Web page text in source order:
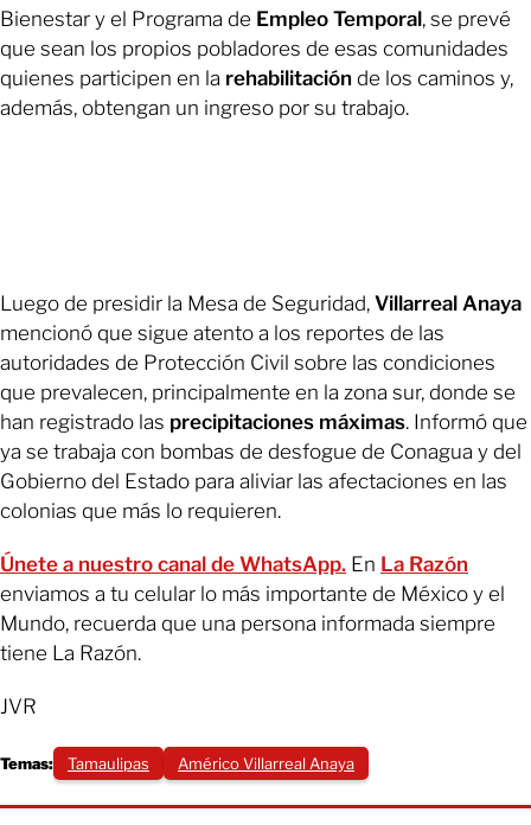
Bienestar y el Programa de Empleo Temporal, se prevé
que sean los propios pobladores de esas comunidades
quienes participen en la rehabilitación de los caminos y,
además, obtengan un ingreso por su trabajo.
Luego de presidir la Mesa de Seguridad, Villarreal Anaya
mencionó que sigue atento a los reportes de las
autoridades de Protección Civil sobre las condiciones
que prevalecen, principalmente en la zona sur, donde se
han registrado las precipitaciones máximas. Informó que
ya se trabaja con bombas de desfogue de Conagua y del
Gobierno del Estado para aliviar las afectaciones en las
colonias que más lo requieren.
Únete a nuestro canal de WhatsApp. En La Razón
enviamos a tu celular lo más importante de México y el
Mundo, recuerda que una persona informada siempre
tiene La Razón.
JVR
Temas: Tamaulipas Américo Villarreal Anaya